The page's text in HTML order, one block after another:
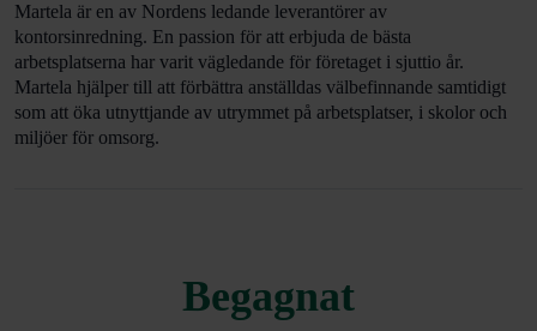
Martela är en av Nordens ledande leverantörer av
kontorsinredning. En passion för att erbjuda de bästa
arbetsplatserna har varit vägledande för företaget i sjuttio år.
Martela hjälper till att förbättra anställdas välbefinnande samtidigt
som att öka utnyttjande av utrymmet på arbetsplatser, i skolor och
miljöer för omsorg.
Begagnat